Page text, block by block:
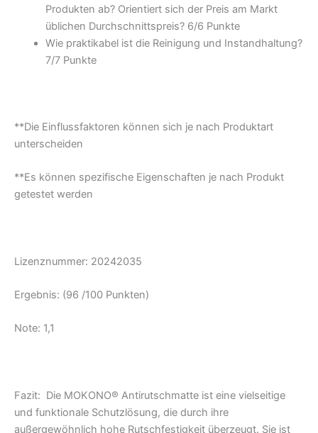
Produkten ab? Orientiert sich der Preis am Markt
üblichen Durchschnittspreis? 6/6 Punkte
Wie praktikabel ist die Reinigung und Instandhaltung?
7/7 Punkte
**Die Einflussfaktoren können sich je nach Produktart
unterscheiden
**Es können spezifische Eigenschaften je nach Produkt
getestet werden
Lizenznummer: 20242035
Ergebnis: (96 /100 Punkten)
Note: 1,1
Fazit: Die MOKONO® Antirutschmatte ist eine vielseitige
und funktionale Schutzlösung, die durch ihre
außergewöhnlich hohe Rutschfestigkeit überzeugt. Sie ist